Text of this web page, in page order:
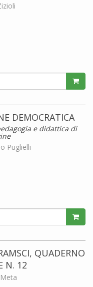
DEMOCRATICA
e didattica di
Puglielli
QUADERNO
N. 12